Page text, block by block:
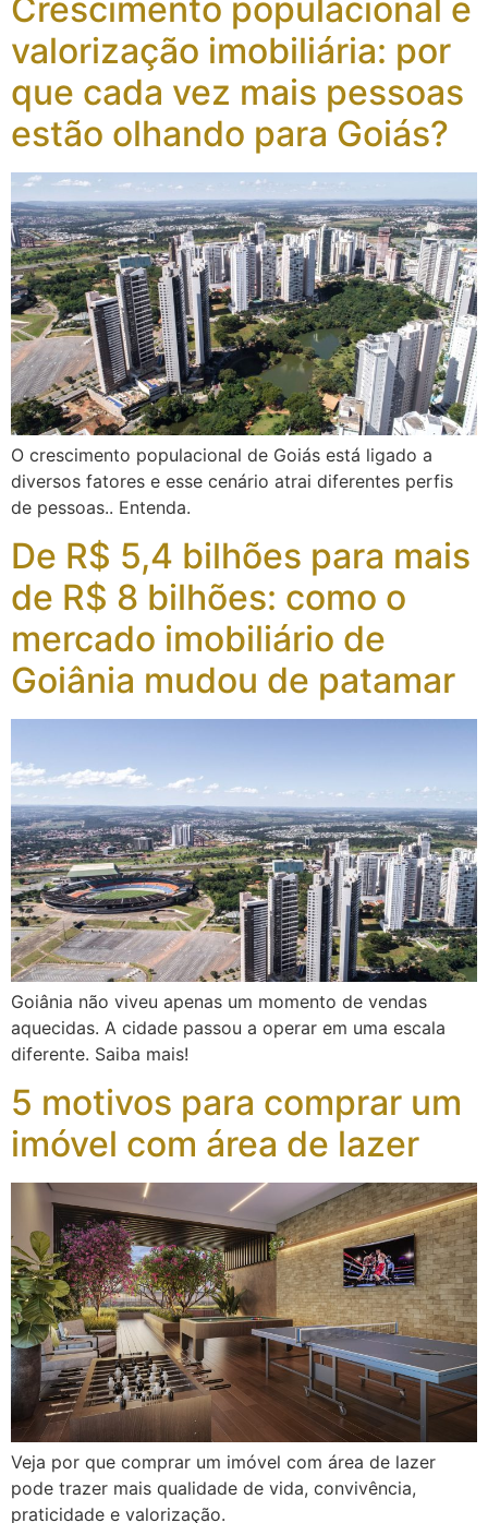
Crescimento populacional e
valorização imobiliária: por
que cada vez mais pessoas
estão olhando para Goiás?
O crescimento populacional de Goiás está ligado a
diversos fatores e esse cenário atrai diferentes perfis
de pessoas.. Entenda.
De R$ 5,4 bilhões para mais
de R$ 8 bilhões: como o
mercado imobiliário de
Goiânia mudou de patamar
Goiânia não viveu apenas um momento de vendas
aquecidas. A cidade passou a operar em uma escala
diferente. Saiba mais!
5 motivos para comprar um
imóvel com área de lazer
Veja por que comprar um imóvel com área de lazer
pode trazer mais qualidade de vida, convivência,
praticidade e valorização.